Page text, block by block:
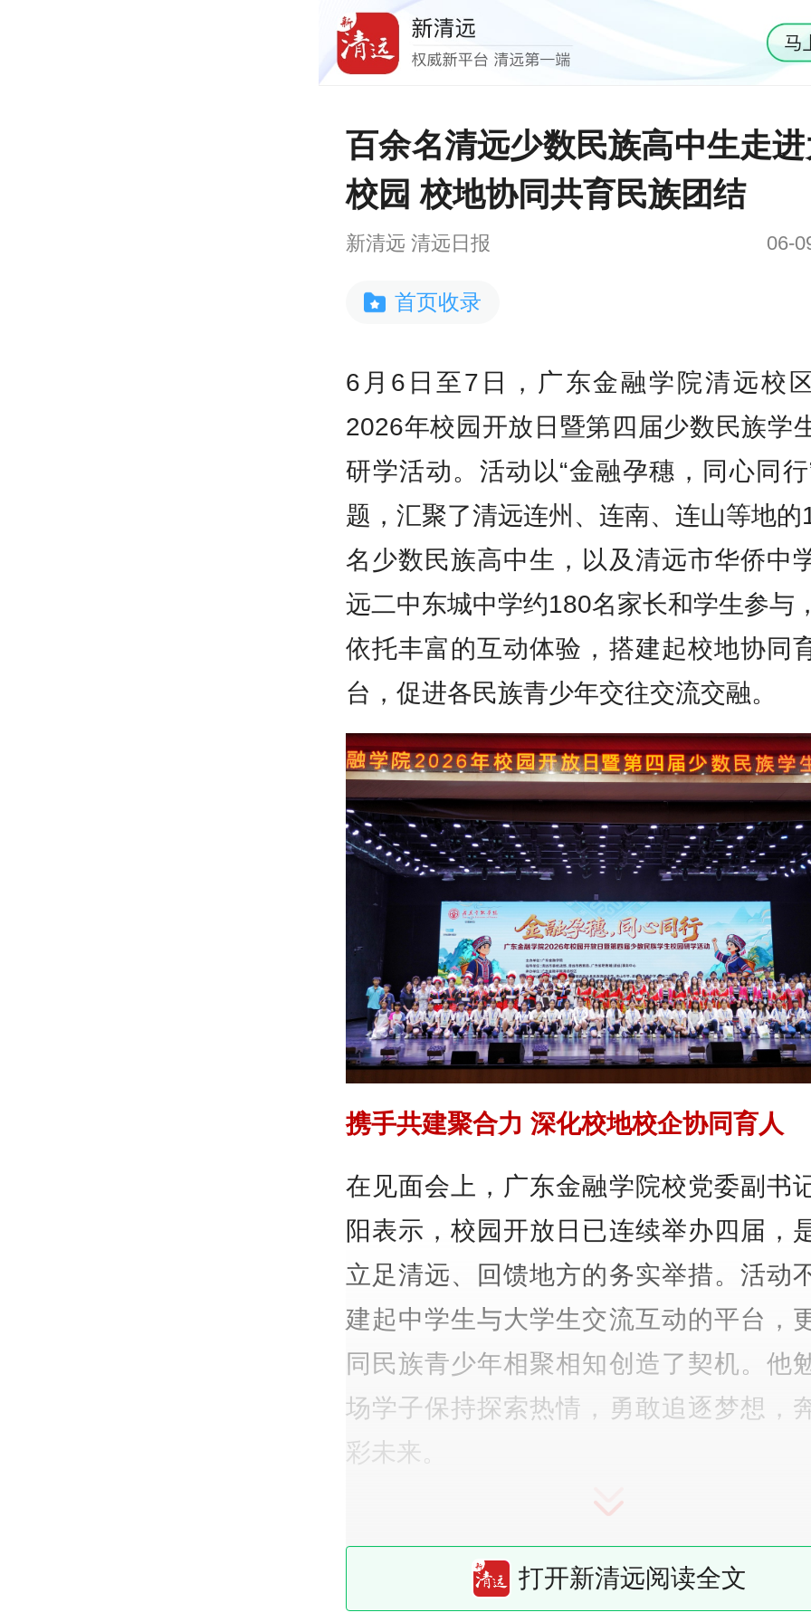
百余名清远少数民族高中生走
校园 校地协同共育民族团结
新清远 清远日报 06-
首页收录
6月6日至7日，广东金融学院清远校
2026年校园开放日暨第四届少数民族学
研学活动。活动以“金融孕穗，同心同行
题，汇聚了清远连州、连南、连山等地的
名少数民族高中生，以及清远市华侨中
远二中东城中学约180名家长和学生参与
依托丰富的互动体验，搭建起校地协同
台，促进各民族青少年交往交流交融。
携手共建聚合力 深化校地校企协同育人
在见面会上，广东金融学院校党委副书
阳表示，校园开放日已连续举办四届，
立足清远、回馈地方的务实举措。活动
建起中学生与大学生交流互动的平台，
同民族青少年相聚相知创造了契机。他
场学子保持探索热情，勇敢追逐梦想，
彩未来。
现场还举行共建协议签约仪式，广东金
清远校区与清远市华侨中学、太平洋人
清远中心支公司、通航未来（北京）航
打开新清远阅读全文